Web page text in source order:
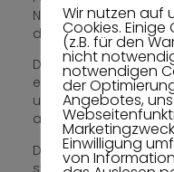
Nacken-, -
des Körpers.
Diese Beschwerden
einen langen
unterschiedlichsten
auftreten.
Die Diagnose „CMD“
symptomspezifisch
Wir nutzen auf
Cookies.
(z.B. für den
nicht
notwendigen
der
Angebotes,
Einwilligung
von